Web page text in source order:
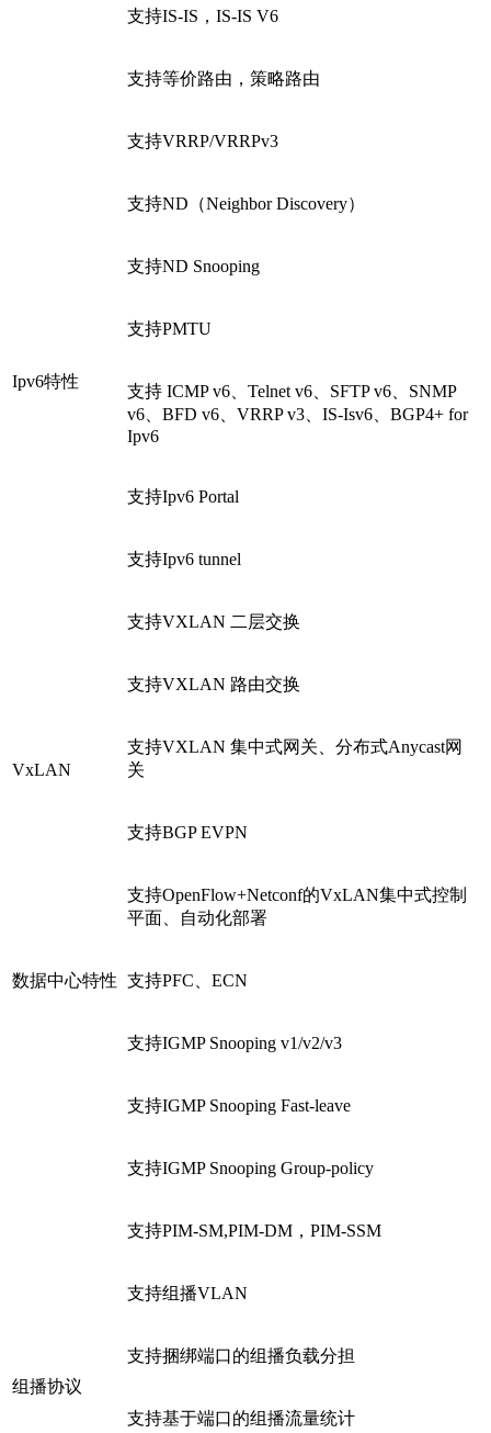
支持IS-IS，IS-IS V6
支持等价路由，策略路由
支持VRRP/VRRPv3
Ipv6特性
支持ND（Neighbor Discovery）
支持ND Snooping
支持PMTU
支持 ICMP v6、Telnet v6、SFTP v6、SNMP
v6、BFD v6、VRRP v3、IS-Isv6、BGP4+ for
Ipv6
支持Ipv6 Portal
支持Ipv6 tunnel
VxLAN
支持VXLAN 二层交换
支持VXLAN 路由交换
支持VXLAN 集中式网关、分布式Anycast网
关
支持BGP EVPN
支持OpenFlow+Netconf的VxLAN集中式控制
平面、自动化部署
数据中心特性 支持PFC、ECN
组播协议
支持IGMP Snooping v1/v2/v3
支持IGMP Snooping Fast-leave
支持IGMP Snooping Group-policy
支持PIM-SM,PIM-DM，PIM-SSM
支持组播VLAN
支持捆绑端口的组播负载分担
支持基于端口的组播流量统计